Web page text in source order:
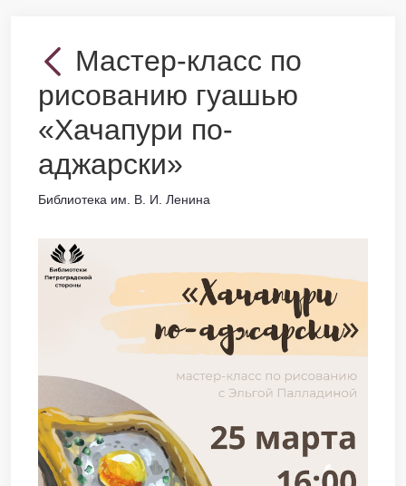
Мастер-класс по
рисованию гуашью
«Хачапури по-
аджарски»
Библиотека им. В. И. Ленина